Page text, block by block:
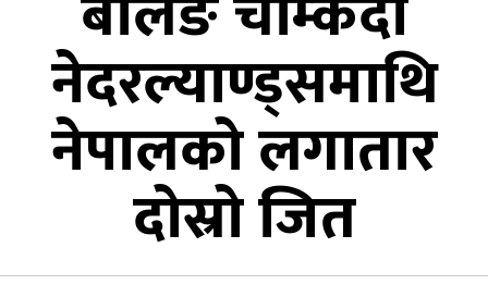
नेदरल्याण्ड्समाथि
नेपालको लगातार
दोस्रो जित